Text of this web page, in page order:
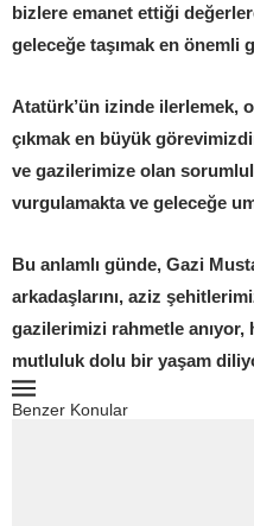
bizlere emanet ettiği
geleceğe taşımak en önemli
Atatürk’ün izinde ilerlemek,
çıkmak en büyük
ve gazilerimize olan
vurgulamakta ve geleceğe
Bu anlamlı günde, Gazi
arkadaşlarını, aziz
gazilerimizi rahmetle anıyor,
mutluluk dolu bir yaşam
Benzer Konular